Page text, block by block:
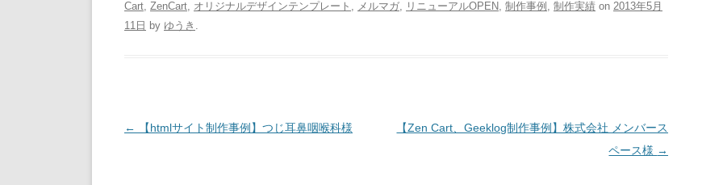
Cart, ZenCart, オリジナルデザインテンプレート , メルマガ, リニューアルOPEN, 制作事例 , 制作実績 on 2013年5月
11日 by ゆうき .
Post
← 【htmlサイト制作事例】つじ耳鼻咽喉科様
【Zen Cart、Geeklog制作事例】株式会社 メンバース
ペース様 →